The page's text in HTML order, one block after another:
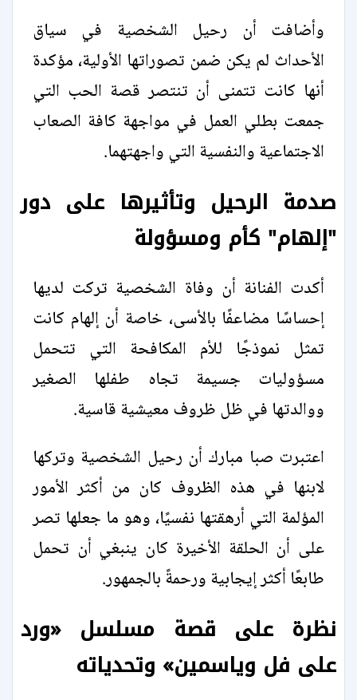
وأضافت أن رحيل الشخصية في سياق
الأحداث لم يكن ضمن تصوراتها الأولية، مؤكدة
أنها كانت تتمنى أن تنتصر قصة الحب التي
جمعت بطلي العمل في مواجهة كافة الصعاب
الاجتماعية والنفسية التي واجهتهما.
صدمة الرحيل وتأثيرها على دور
"إلهام" كأم ومسؤولة
أكدت الفنانة أن وفاة الشخصية تركت لديها
إحساسًا مضاعفًا بالأسى، خاصة أن إلهام كانت
تمثل نموذجًا للأم المكافحة التي تتحمل
مسؤوليات جسيمة تجاه طفلها الصغير
ووالدتها في ظل ظروف معيشية قاسية.
اعتبرت صبا مبارك أن رحيل الشخصية وتركها
لابنها في هذه الظروف كان من أكثر الأمور
المؤلمة التي أرهقتها نفسيًا، وهو ما جعلها تصر
على أن الحلقة الأخيرة كان ينبغي أن تحمل
طابعًا أكثر إيجابية ورحمةً بالجمهور.
نظرة على قصة مسلسل «ورد
على فل وياسمين» وتحدياته